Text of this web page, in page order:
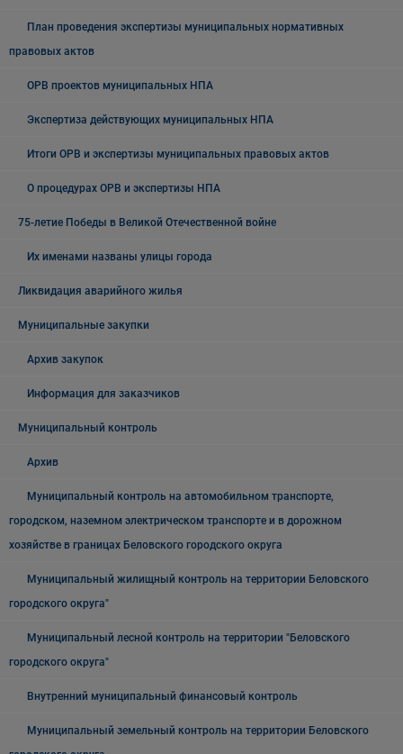
План проведения экспертизы муниципальных нормативных
правовых актов
ОРВ проектов муниципальных НПА
Экспертиза действующих муниципальных НПА
Итоги ОРВ и экспертизы муниципальных правовых актов
О процедурах ОРВ и экспертизы НПА
75-летие Победы в Великой Отечественной войне
Их именами названы улицы города
Ликвидация аварийного жилья
Муниципальные закупки
Архив закупок
Информация для заказчиков
Муниципальный контроль
Архив
Муниципальный контроль на автомобильном транспорте,
городском, наземном электрическом транспорте и в дорожном
хозяйстве в границах Беловского городского округа
Муниципальный жилищный контроль на территории Беловского
городского округа"
Муниципальный лесной контроль на территории "Беловского
городского округа"
Внутренний муниципальный финансовый контроль
Муниципальный земельный контроль на территории Беловского